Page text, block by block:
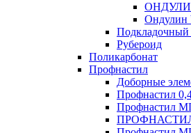
Ондулин
Подкладочный
Рубероид
Поликарбонат
Профнастил
Доборные
Профнастил
Профнастил